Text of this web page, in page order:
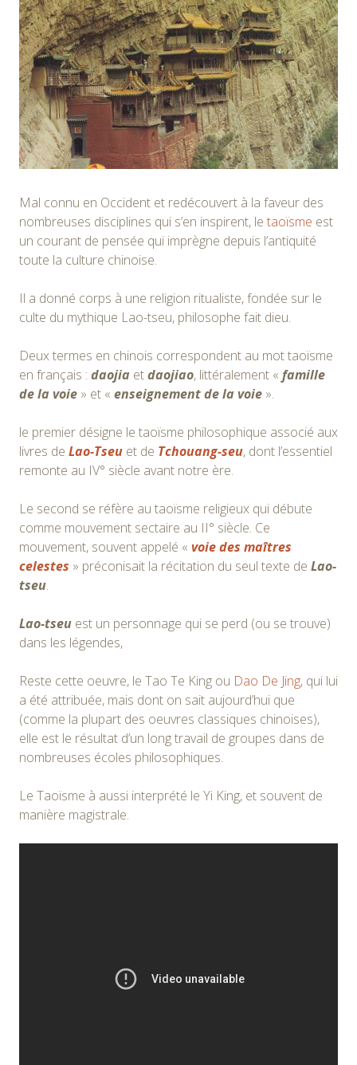
Mal connu en Occident et redécouvert à la faveur des
nombreuses disciplines qui s’en inspirent, le taoïsme est
un courant de pensée qui imprègne depuis l’antiquité
toute la culture chinoise.
Il a donné corps à une religion ritualiste, fondée sur le
culte du mythique Lao-tseu, philosophe fait dieu.
Deux termes en chinois correspondent au mot taoïsme
en français : daojia etdaojiao, littéralement « famille
de la voie » et « enseignement de la voie ».
le premier désigne le taoïsme philosophique associé aux
livres de Lao-Tseu et de Tchouang-seu, dont l’essentiel
remonte au IV° siècle avant notre ère.
Le second se réfère au taoïsme religieux qui débute
comme mouvement sectaire au II° siècle. Ce
mouvement, souvent appelé « voie des maîtres
celestes » préconisait la récitation du seul texte de Lao-
tseu.
Lao-tseu est un personnage qui se perd (ou se trouve)
dans les légendes,
Reste cette oeuvre, le Tao Te King ou Dao De Jing, qui lui
a été attribuée, mais dont on sait aujourd’hui que
(comme la plupart des oeuvres classiques chinoises),
elle est le résultat d’un long travail de groupes dans de
nombreuses écoles philosophiques.
Le Taoïsme à aussi interprété le Yi King, et souvent de
manière magistrale.